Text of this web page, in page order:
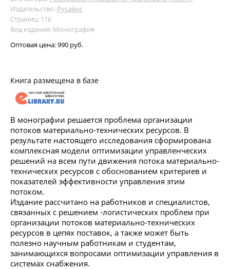
Издательство: Русайнс
Страниц: 116
Вид издания: Монография
Оптовая цена:990 руб.
Книга размещена в базе
В монографии решается проблема организации
потоков материально-технических ресурсов. В
результате настоящего исследования сформирована
комплексная модели оптимизации управленческих
решений на всем пути движения потока материально-
технических ресурсов с обоснованием критериев и
показателей эффективности управления этим
потоком.
Издание рассчитано на работников и специалистов,
связанных с решением -логистических проблем при
организации потоков материально-технических
ресурсов в цепях поставок, а также может быть
полезно научным работникам и студентам,
занимающихся вопросами оптимизации управления в
системах снабжения.